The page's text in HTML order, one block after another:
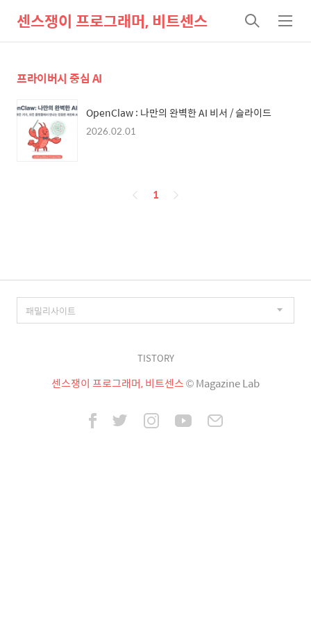
센스쟁이 프로그래머, 비트센스
검
색
메
뉴
프라이버시 중심 AI
OpenClaw : 나만의 완벽한 AI 비서 / 슬라이드
2026.02.01
페
1
TISTORY
센스쟁이 프로그래머, 비트센스© Magazine Lab